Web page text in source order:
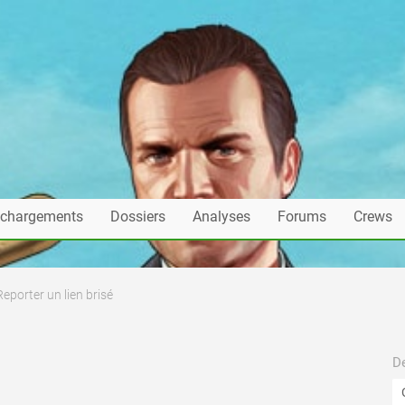
Dossiers Analyses Forums Crews
un lien brisé